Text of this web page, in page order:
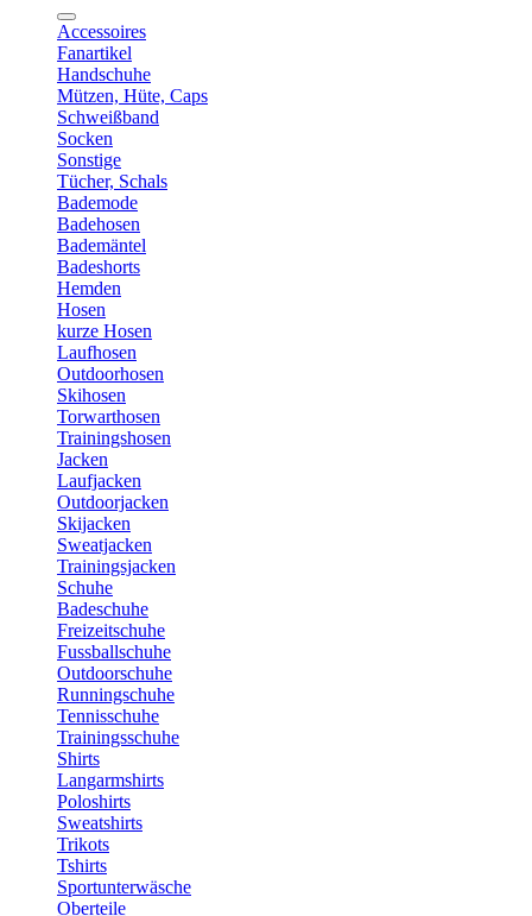
Accessoires
Fanartikel
Handschuhe
Mützen, Hüte, Caps
Schweißband
Socken
Sonstige
Tücher, Schals
Bademode
Badehosen
Bademäntel
Badeshorts
Hemden
Hosen
kurze Hosen
Laufhosen
Outdoorhosen
Skihosen
Torwarthosen
Trainingshosen
Jacken
Laufjacken
Outdoorjacken
Skijacken
Sweatjacken
Trainingsjacken
Schuhe
Badeschuhe
Freizeitschuhe
Fussballschuhe
Outdoorschuhe
Runningschuhe
Tennisschuhe
Trainingsschuhe
Shirts
Langarmshirts
Poloshirts
Sweatshirts
Trikots
Tshirts
Sportunterwäsche
Oberteile